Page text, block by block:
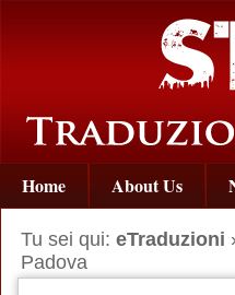
Home About Us
Tu sei qui: eTraduzioni
Padova